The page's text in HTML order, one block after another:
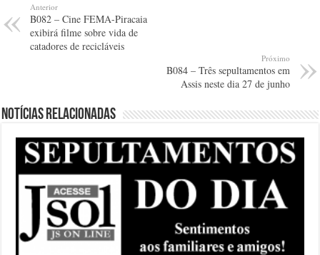
Anterior
B082 – Cine FEMA-Piracaia
exibirá filme sobre vida de
catadores de recicláveis
Próximo
B084 – Três sepultamentos em
Assis neste dia 27 de junho
Notícias relacionadas